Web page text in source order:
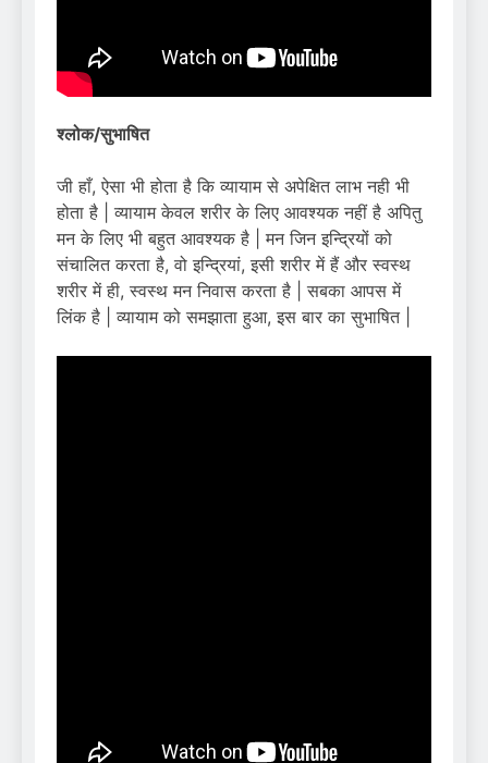
श्लोक/सुभाषित
जी हाँ, ऐसा भी होता है कि व्यायाम से अपेक्षित लाभ नही भी
होता है | व्यायाम केवल शरीर के लिए आवश्यक नहीं है अपितु
मन के लिए भी बहुत आवश्यक है | मन जिन इन्द्रियों को
संचालित करता है, वो इन्द्रियां, इसी शरीर में हैं और स्वस्थ
शरीर में ही, स्वस्थ मन निवास करता है | सबका आपस में
लिंक है | व्यायाम को समझाता हुआ, इस बार का सुभाषित |